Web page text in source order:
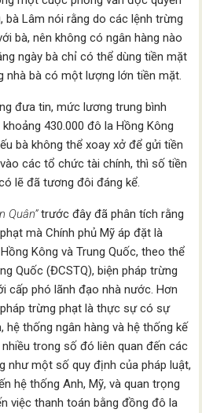
bà Lâm nói rằng do các lệnh trừng
bà, nên không có ngân hàng nào
ngày bà chỉ có thể dùng tiền mặt
nhà bà có một lượng lớn tiền mặt.
đưa tin, mức lương trung bình
430.000 đô la Hồng Kông
bà không thể xoay xở để gửi tiền
các tổ chức tài chính, thì số tiền
lẽ đã tương đôi đáng kể.
Quân”trước đây đã phân tích rằng
mà Chính phủ Mỹ áp đặt là
Kông và Trung Quốc, theo thể
Quốc (ĐCSTQ), biện pháp trừng
cấp phó lãnh đạo nhà nước. Hơn
trừng phạt là thực sự có sự
hệ thống ngân hàng và hệ thống kế
trong số đó liên quan đến các
như một số quy định của pháp luật,
hệ thống Anh, Mỹ, và quan trọng
việc thanh toán bằng đồng đô la